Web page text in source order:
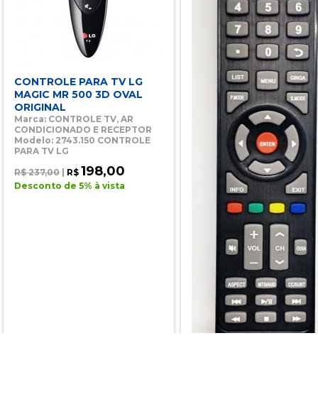
CONTROLE PARA TV LG
MAGIC MR 500 3D OVAL
ORIGINAL
Marca: CONTROLE TV, AR
CONDICIONADO E RECEPTOR
Modelo: 2743.150 CONTROLE
PARA TV LG
R$ 237,00
R$ 198,00
Desconto de 5% à vista